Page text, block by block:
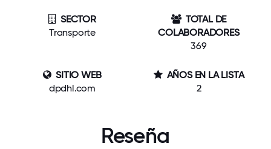
SECTOR
Transporte
TOTAL DE
COLABORADORES
369
SITIO WEB
dpdhl.com
AÑOS EN LA LISTA
2
Reseña